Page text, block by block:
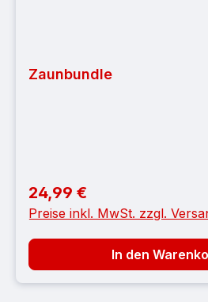
Zaunbundle
Regulärer Preis:
24,99 €
Preise inkl. MwSt. zzgl.
In den